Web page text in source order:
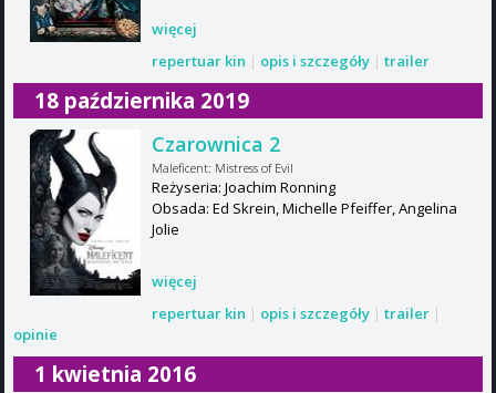
więcej
repertuar kin | opis i szczegóły | trailer
18 października 2019
Czarownica 2
Maleficent: Mistress of Evil
Reżyseria: Joachim Ronning
Obsada: Ed Skrein, Michelle Pfeiffer, Angelina
Jolie
więcej
repertuar kin | opis i szczegóły | trailer |
opinie
1 kwietnia 2016